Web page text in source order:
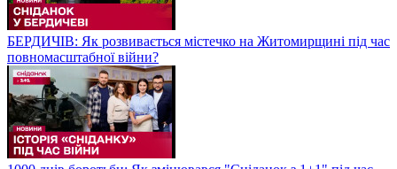
БЕРДИЧІВ: Як розвивається містечко на Житомирщині під час
повномасштабної війни?